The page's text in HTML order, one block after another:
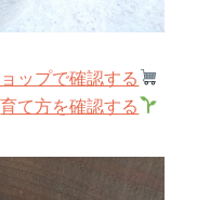
ップで確認する
育て方を確認する